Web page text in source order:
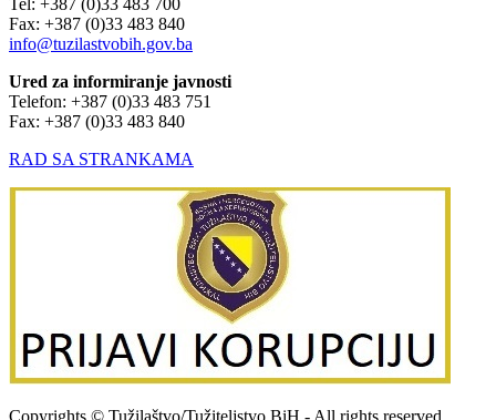
Fax: +387 (0)33 483 840
info@tuzilastvobih.gov.ba
Ured za informiranje javnosti
Telefon: +387 (0)33 483 751
Fax: +387 (0)33 483 840
RAD SA STRANKAMA
Copyrights © Tužilaštvo/Tužiteljstvo BiH - All rights reserved.